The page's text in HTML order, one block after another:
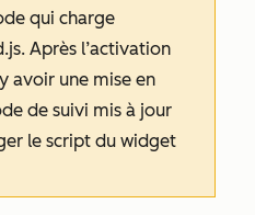
qui charge
Après l’activation
avoir une mise en
de suivi mis à jour
le script du widget